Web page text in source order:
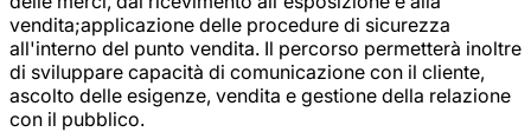
vendita;applicazione delle procedure di sicurezza
all'interno del punto vendita. Il percorso permetterà inoltre
di sviluppare capacità di comunicazione con il cliente,
ascolto delle esigenze, vendita e gestione della relazione
con il pubblico.